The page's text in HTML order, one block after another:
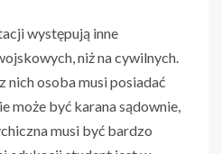
występują inne
niż na cywilnych.
nich osoba musi posiadać
może być karana sądownie,
musi być bardzo